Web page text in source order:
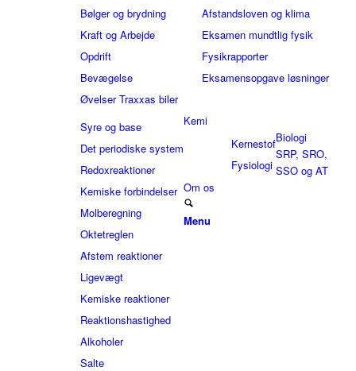
Bølger og brydning
Kraft og Arbejde
Opdrift
Bevægelse
Øvelser Traxxas biler
Afstandsloven og klima
Eksamen mundtlig fysik
Fysikrapporter
Eksamensopgave løsninger
Kemi
Syre og base
Det periodiske system
Redoxreaktioner
Kemiske forbindelser
Molberegning
Oktetreglen
Afstem reaktioner
Ligevægt
Kemiske reaktioner
Reaktionshastighed
Alkoholer
Salte
Biologi
Kernestof
Fysiologi
SRP, SRO,
SSO og AT
Om os
Menu